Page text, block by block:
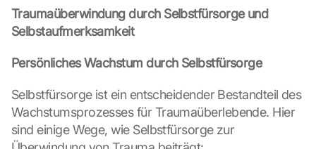
Traumaüberwindung durch Selbstfürsorge und
Selbstaufmerksamkeit
Persönliches Wachstum durch Selbstfürsorge
Selbstfürsorge ist ein entscheidender Bestandteil des
Wachstumsprozesses für Traumaüberlebende. Hier
sind einige Wege, wie Selbstfürsorge zur
n
d
r
o
g
l